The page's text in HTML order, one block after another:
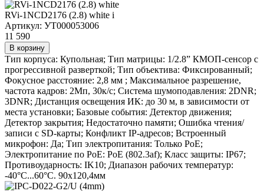
RVi-1NCD2176 (2.8) white i
Артикул: УТ000053006
11 590
В корзину
Тип корпуса: Купольная; Тип матрицы: 1/2.8” КМОП-сенсор с
прогрессивной разверткой; Тип объектива: Фиксированный;
Фокусное расстояние: 2,8 мм ; Максимальное разрешение,
частота кадров: 2Мп, 30к/с; Система шумоподавления: 2DNR;
3DNR; Дистанция освещения ИК: до 30 м, в зависимости от
места установки; Базовые события: Детектор движения;
Детектор закрытия; Недостаточно памяти; Ошибка чтения/
записи с SD-карты; Конфликт IP-адресов; Встроенный
микрофон: Да; Тип электропитания: Только PoE;
Электропитание по PoE: PoE (802.3af); Класс защиты: IP67;
Противоударность: IK10; Диапазон рабочих температур:
-40°С...60°С. 90х120,4мм